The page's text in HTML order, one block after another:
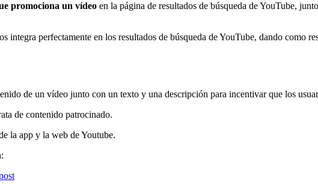
promociona un vídeo en la página de resultados de búsqueda de YouTube,
perfectamente en los resultados de búsqueda de YouTube, dando como
de un vídeo junto con un texto y una descripción para incentivar que los
de contenido patrocinado.
la app y la web de Youtube.